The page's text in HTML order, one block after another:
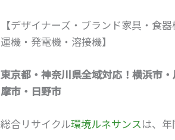
【デザイナーズ・ブランド家具・食
運機・発電機・溶接機】
東京都・神奈川県全域対応！横浜市
摩市・日野市
総合リサイクル環境ルネサンスは、年